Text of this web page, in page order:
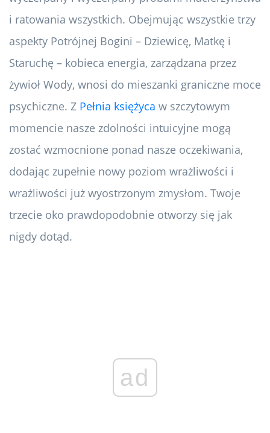
i ratowania wszystkich. Obejmując wszystkie trzy
aspekty Potrójnej Bogini – Dziewicę, Matkę i
Staruchę – kobieca energia, zarządzana przez
żywioł Wody, wnosi do mieszanki graniczne moce
psychiczne. Z Pełnia księżyca w szczytowym
momencie nasze zdolności intuicyjne mogą
zostać wzmocnione ponad nasze oczekiwania,
dodając zupełnie nowy poziom wrażliwości i
wrażliwości już wyostrzonym zmysłom. Twoje
trzecie oko prawdopodobnie otworzy się jak
nigdy dotąd.
ad